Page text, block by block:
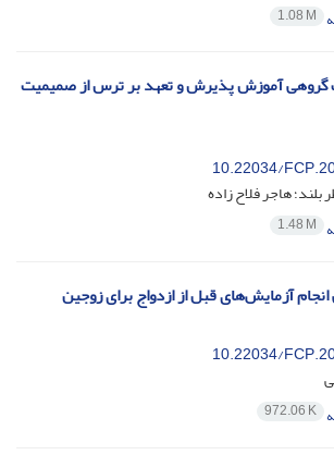
1.08 M
گروهی آموزش پذیرش و تعهد بر ترس از صمیمیت
10.22034/
هاجر فلاح زاده
1.48 M
آزمایش‌های قبل از ازدواج برای زوجین
10.22034/
972.06 K